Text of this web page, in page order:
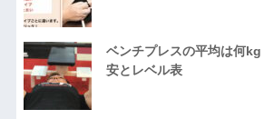
ベンチプレスの平均は何kg
安とレベル表